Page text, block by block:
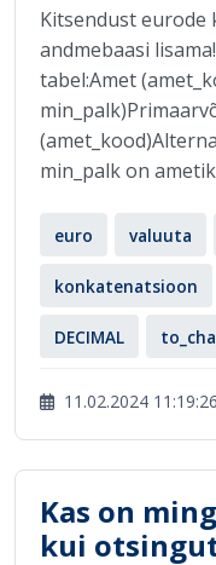
Kitsendust eurode
andmebaasi
tabel:Amet
min_palk on
euro valuuta
konkatenatsioon
DECIMAL
11.02.2024 11:19:26
Kas on
kui